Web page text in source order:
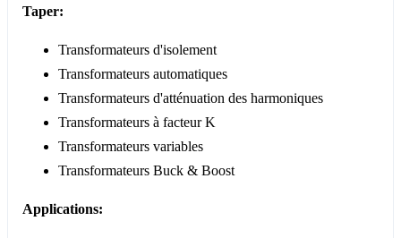
Taper:
Transformateurs d'isolement
Transformateurs automatiques
Transformateurs d'atténuation des harmoniques
Transformateurs à facteur K
Transformateurs variables
Transformateurs Buck & Boost
Applications: